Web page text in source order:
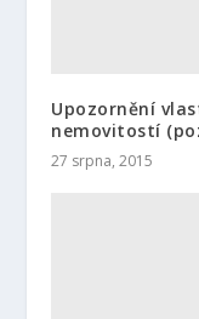
Upozornění
nemovitostí
27 srpna, 2015